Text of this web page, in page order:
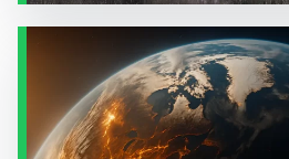
ZEMLJA I OKOLIŠ